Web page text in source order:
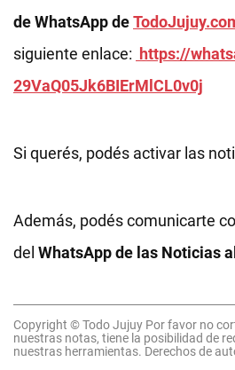
de WhatsApp de
siguiente enlace: https://
29VaQ05Jk6BIErMlCL0v0j
Si querés, podés activar las
Además, podés comunicarte
del WhatsApp de las Noticias al
Copyright © Todo Jujuy Por favor no
nuestras notas, tiene la posibilidad de
nuestras herramientas. Derechos de